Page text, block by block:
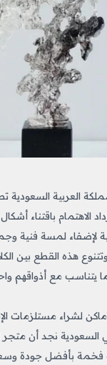
تشهد المملكة العربية
الاهتمام باقتناء
لإضفاء لمسة فنية
هذه القطع بين
ما يتناسب مع أذواقهم
لشراء مستلزمات
السعودية نجد أن متجر
فخمة بأفضل جودة